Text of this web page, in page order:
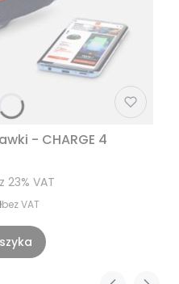
- CHARGE 4
z 23% VAT
bez VAT